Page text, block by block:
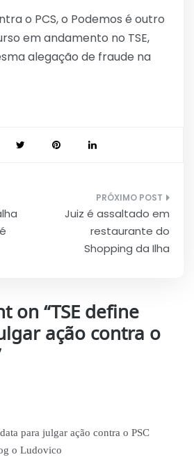
o PCS, o Podemos é outro
em andamento no TSE,
alegação de fraude na
Juiz é assaltado em
restaurante do
Shopping da Ilha
on “TSE define
ação contra o
para julgar ação contra o PSC
o Ludovico